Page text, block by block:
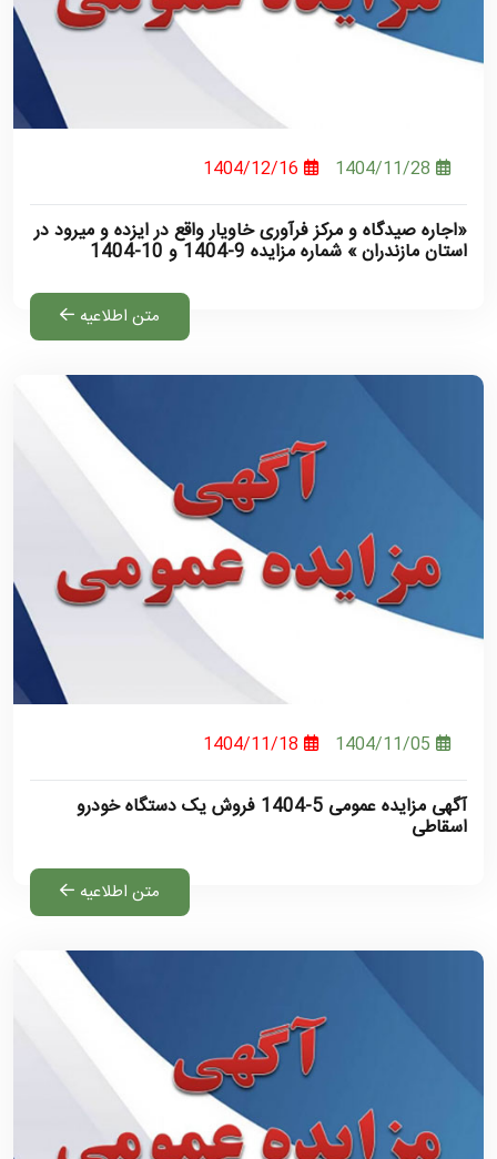
1404/11/28
1404/12/16
«اجاره صیدگاه و مرکز فرآوری خاویار واقع در ایزده و میرود در
استان مازندران » شماره مزایده 9-1404 و 10-1404
متن اطلاعیه
1404/11/05
1404/11/18
آگهی مزایده عمومی 5-1404 فروش یک دستگاه خودرو
اسقاطی
متن اطلاعیه